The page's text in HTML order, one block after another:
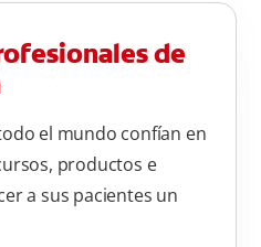
de
el mundo confían en
productos e
a sus pacientes un